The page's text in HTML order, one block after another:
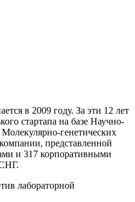
в 2009 году. За эти 12 лет
стартапа на базе Научно-
генетических
представленной
и 317 корпоративными
лабораторной